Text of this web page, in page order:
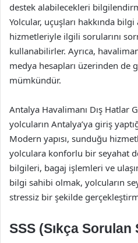
destek alabilecekleri
Yolcular, uçuşları hakkında
hizmetleriyle ilgili sorularını
kullanabilirler. Ayrıca,
medya hesapları üzerinden de
mümkündür.
Antalya Havalimanı Dış Hatlar
yolcuların Antalya’ya giriş
Modern yapısı, sunduğu
yolculara konforlu bir seyahat
bilgileri, bagaj işlemleri ve
bilgi sahibi olmak, yolcuların
stressiz bir şekilde
SSS (Sıkça Sorulan